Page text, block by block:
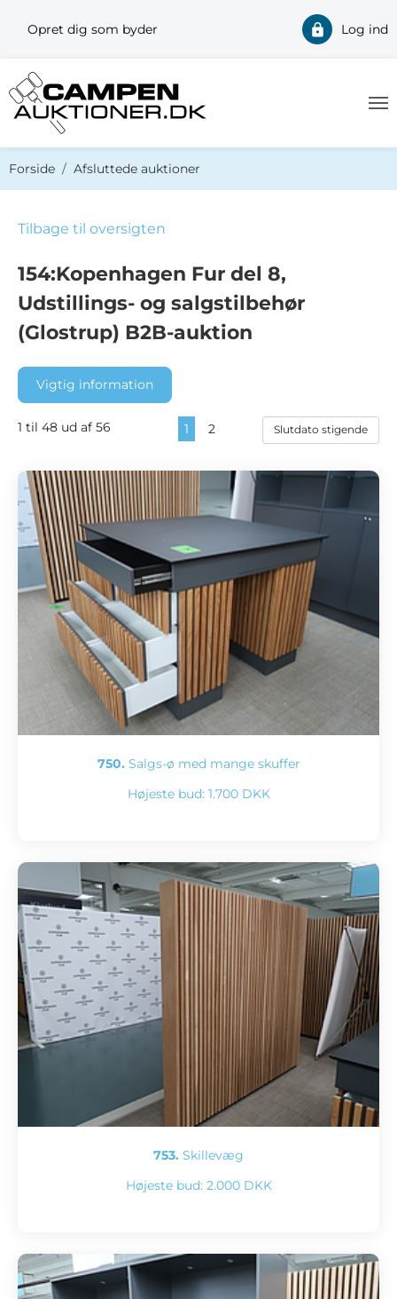
Opret dig som byder Log ind
Forside Afsluttede auktioner
Tilbage til oversigten
154:Kopenhagen Fur del 8,
Udstillings- og salgstilbehør
(Glostrup) B2B-auktion
Vigtig information
1 til 48 ud af 56 1 2
750. Salgs-ø med mange skuffer
Højeste bud: 1.700 DKK
753. Skillevæg
Højeste bud: 2.000 DKK